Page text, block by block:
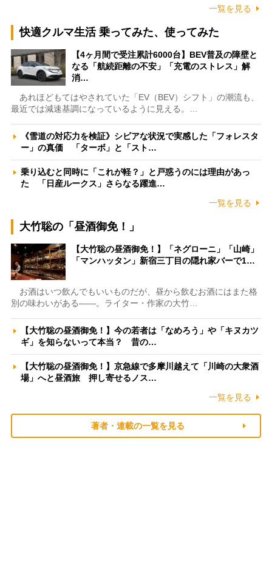
一覧を見る
快適クルマ生活 乗ってみた、使ってみた
【4ヶ月間で受注累計6000台】BEV普及の障壁と
なる「航続距離の不安」「充電のストレス」解
消…
あれほどもてはやされていた「EV（BEV）シフト」の潮流も、
最近では減速基調になっているように見える。…
《雪道の対応力を検証》シビアな状況で実感した「フォレスタ
ー」の真価 「ターボ」と「スト…
乗り込むと同時に「これが軽？」と戸惑うのには理由があっ
た 「日産ルークス」さらなる躍進…
一覧を見る
大竹聡の「昼酒御免！」
【大竹聡の昼酒御免！】「ネグローニ」「山崎」
「マンハッタン」新宿三丁目の隠れ家バーで1…
お酒はいつ飲んでもいいものだが、昼から飲むお酒にはまた格
別の味わいがある――。ライター・作家の大竹…
【大竹聡の昼酒御免！】今の若者は「なめろう」や「キヌカツ
ギ」を知らないって本当？ 昔の…
【大竹聡の昼酒御免！】京急線で多摩川越えて「川崎の大衆酒
場」へと昼酒旅 押し寄せるノス…
一覧を見る
著者・連載の一覧を見る